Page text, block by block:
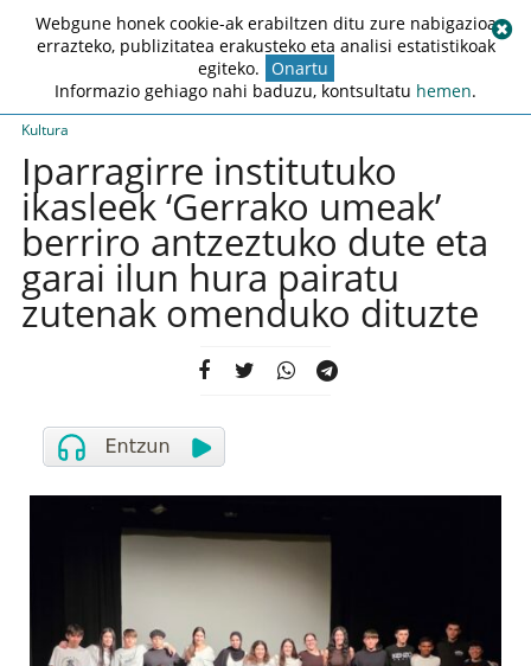
Kultura
Iparragirre institutuko
ikasleek ‘Gerrako umeak’
berriro antzeztuko dute eta
garai ilun hura pairatu
zutenak omenduko dituzte
Webgune honek cookie-ak erabiltzen ditu zure nabigazioa
errazteko, publizitatea erakusteko eta analisi estatistikoak
egiteko. Onartu
Informazio gehiago nahi baduzu, kontsultatu hemen.